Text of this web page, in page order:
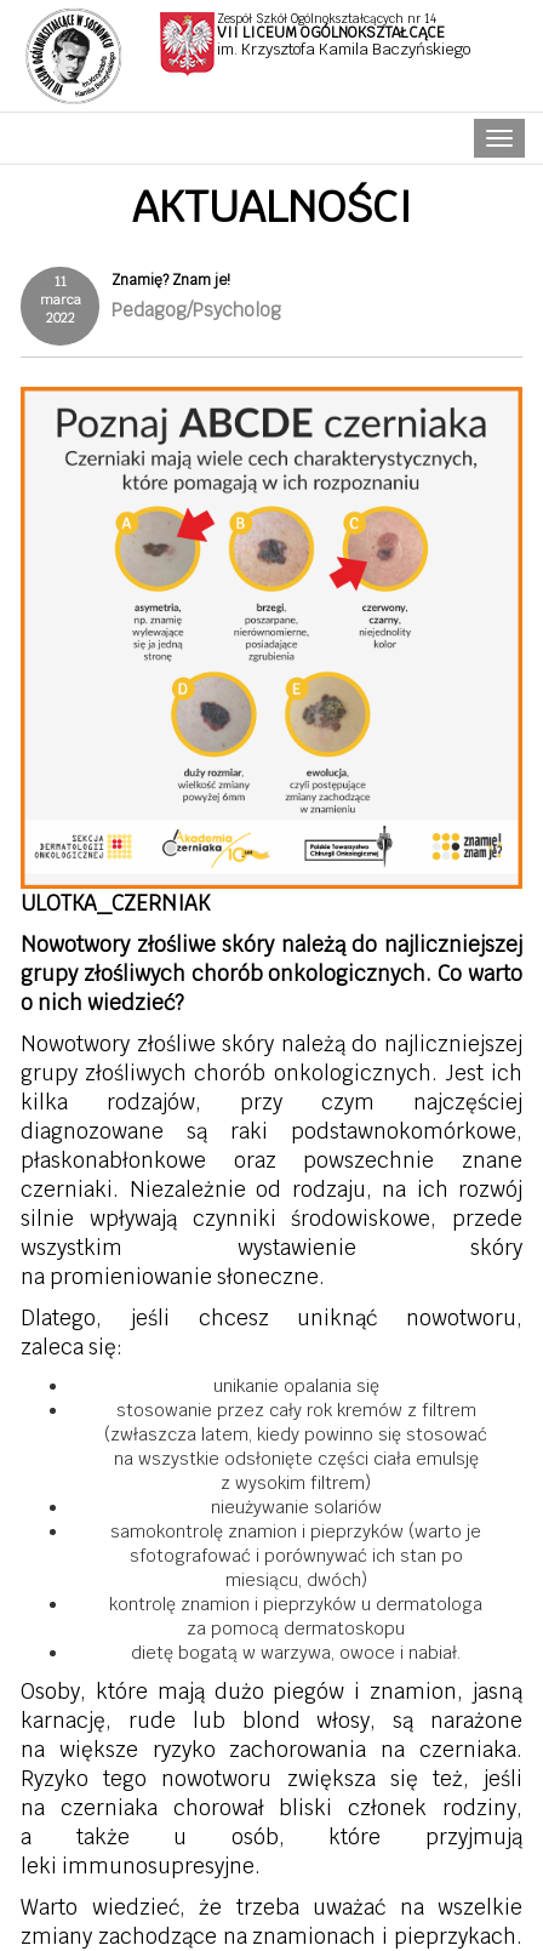
Zespół Szkół Ogólnokształcących nr 14
VII LICEUM OGÓLNOKSZTAŁCĄCE
im. Krzysztofa Kamila Baczyńskiego
AKTUALNOŚCI
11
marca
2022
Znamię? Znam je!
Pedagog/Psycholog
ULOTKA_CZERNIAK
Nowotwory złośliwe skóry należą do najliczniejszej
grupy złośliwych chorób onkologicznych. Co warto
o nich wiedzieć?
Nowotwory złośliwe skóry należą do najliczniejszej
grupy złośliwych chorób onkologicznych. Jest ich
kilka rodzajów, przy czym najczęściej
diagnozowane są raki podstawnokomórkowe,
płaskonabłonkowe oraz powszechnie znane
czerniaki. Niezależnie od rodzaju, na ich rozwój
silnie wpływają czynniki środowiskowe, przede
wszystkim wystawienie skóry
na promieniowanie słoneczne.
Dlatego, jeśli chcesz uniknąć nowotworu,
zaleca się:
unikanie opalania się
stosowanie przez cały rok kremów z filtrem
(zwłaszcza latem, kiedy powinno się stosować
na wszystkie odsłonięte części ciała emulsję
z wysokim filtrem)
nieużywanie solariów
samokontrolę znamion i pieprzyków (warto je
sfotografować i porównywać ich stan po
miesiącu, dwóch)
kontrolę znamion i pieprzyków u dermatologa
za pomocą dermatoskopu
dietę bogatą w warzywa, owoce i nabiał.
Osoby, które mają dużo piegów i znamion, jasną
karnację, rude lub blond włosy, są narażone
na większe ryzyko zachorowania na czerniaka.
Ryzyko tego nowotworu zwiększa się też, jeśli
na czerniaka chorował bliski członek rodziny,
a także u osób, które przyjmują
leki immunosupresyjne.
Warto wiedzieć, że trzeba uważać na wszelkie
zmiany zachodzące na znamionach i pieprzykach.